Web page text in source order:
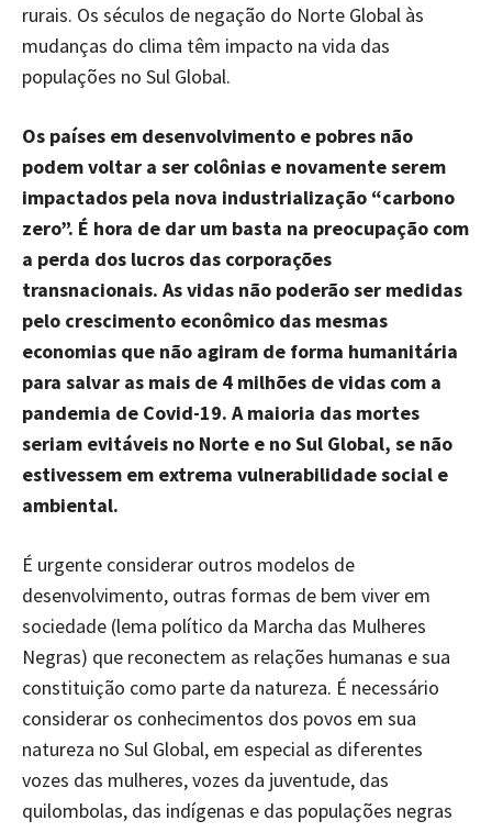
rurais. Os séculos de negação do Norte Global às
mudanças do clima têm impacto na vida das
populações no Sul Global.
Os países em desenvolvimento e pobres não
podem voltar a ser colônias e novamente serem
impactados pela nova industrialização “carbono
zero”. É hora de dar um basta na preocupação com
a perda dos lucros das corporações
transnacionais. As vidas não poderão ser medidas
pelo crescimento econômico das mesmas
economias que não agiram de forma humanitária
para salvar as mais de 4 milhões de vidas com a
pandemia de Covid-19. A maioria das mortes
seriam evitáveis no Norte e no Sul Global, se não
estivessem em extrema vulnerabilidade social e
ambiental.
É urgente considerar outros modelos de
desenvolvimento, outras formas de bem viver em
sociedade (lema político da Marcha das Mulheres
Negras) que reconectem as relações humanas e sua
constituição como parte da natureza. É necessário
considerar os conhecimentos dos povos em sua
natureza no Sul Global, em especial as diferentes
vozes das mulheres, vozes da juventude, das
quilombolas, das indígenas e das populações negras